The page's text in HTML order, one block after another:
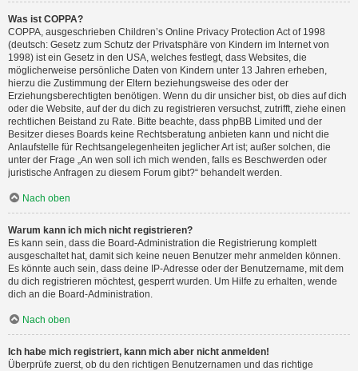
Was ist COPPA?
COPPA, ausgeschrieben Children’s Online Privacy Protection Act of 1998
(deutsch: Gesetz zum Schutz der Privatsphäre von Kindern im Internet von
1998) ist ein Gesetz in den USA, welches festlegt, dass Websites, die
möglicherweise persönliche Daten von Kindern unter 13 Jahren erheben,
hierzu die Zustimmung der Eltern beziehungsweise des oder der
Erziehungsberechtigten benötigen. Wenn du dir unsicher bist, ob dies auf dich
oder die Website, auf der du dich zu registrieren versuchst, zutrifft, ziehe einen
rechtlichen Beistand zu Rate. Bitte beachte, dass phpBB Limited und der
Besitzer dieses Boards keine Rechtsberatung anbieten kann und nicht die
Anlaufstelle für Rechtsangelegenheiten jeglicher Art ist; außer solchen, die
unter der Frage „An wen soll ich mich wenden, falls es Beschwerden oder
juristische Anfragen zu diesem Forum gibt?“ behandelt werden.
Nach oben
Warum kann ich mich nicht registrieren?
Es kann sein, dass die Board-Administration die Registrierung komplett
ausgeschaltet hat, damit sich keine neuen Benutzer mehr anmelden können.
Es könnte auch sein, dass deine IP-Adresse oder der Benutzername, mit dem
du dich registrieren möchtest, gesperrt wurden. Um Hilfe zu erhalten, wende
dich an die Board-Administration.
Nach oben
Ich habe mich registriert, kann mich aber nicht anmelden!
Überprüfe zuerst, ob du den richtigen Benutzernamen und das richtige